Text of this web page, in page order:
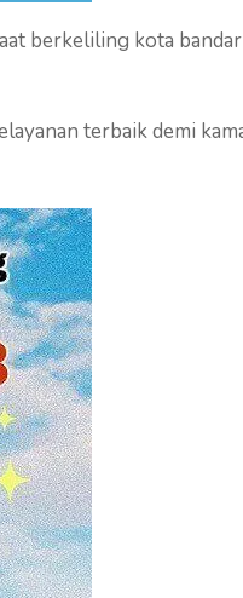
berkeliling kota
terbaik demi